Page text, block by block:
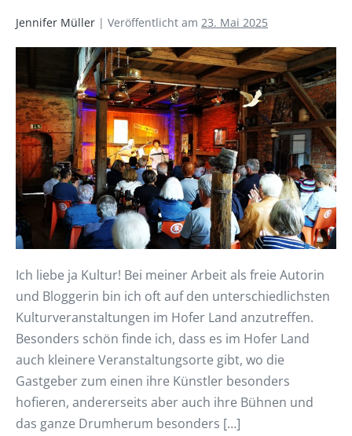
Jennifer Müller | Veröffentlicht am 23. Mai 2025
Ich liebe ja Kultur! Bei meiner Arbeit als freie Autorin
und Bloggerin bin ich oft auf den unterschiedlichsten
Kulturveranstaltungen im Hofer Land anzutreffen.
Besonders schön finde ich, dass es im Hofer Land
auch kleinere Veranstaltungsorte gibt, wo die
Gastgeber zum einen ihre Künstler besonders
hofieren, andererseits aber auch ihre Bühnen und
das ganze Drumherum besonders […]